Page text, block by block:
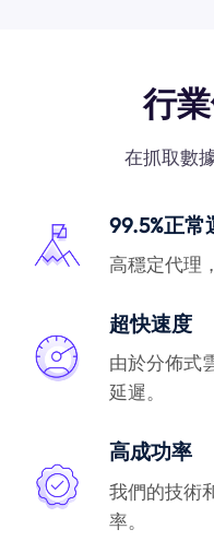
行
在抓取數
99.5%正常
高穩定代理
超快速度
由於分佈式
延遲。
高成功率
我們的技術
率。